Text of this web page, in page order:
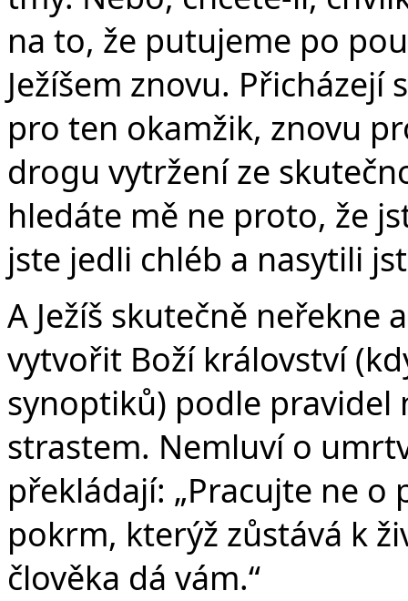
na to, že putujeme po
Ježíšem znovu.
pro ten okamžik, znovu
drogu vytržení ze
hledáte mě ne proto, že
jste jedli chléb a nasytili
A Ježíš skutečně neřekne
vytvořit Boží království
synoptiků) podle pravidel
strastem. Nemluví o
překládají: „Pracujte ne
pokrm, kterýž zůstává k
člověka dá vám.“